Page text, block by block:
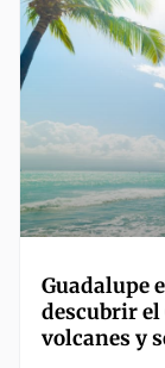
Guadalupe
descubrir el
volcanes y